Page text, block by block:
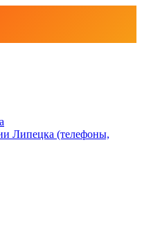
Липецка (телефоны,